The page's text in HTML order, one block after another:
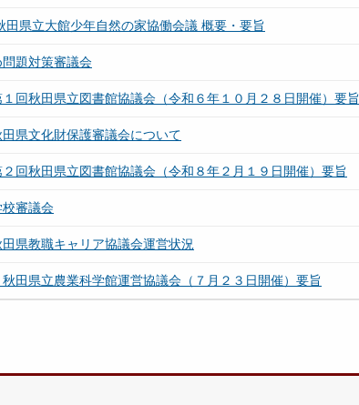
田県立大館少年自然の家協働会議 概要・要旨
題対策審議会
回秋田県立図書館協議会（令和６年１０月２８日開催）要旨
県文化財保護審議会について
回秋田県立図書館協議会（令和８年２月１９日開催）要旨
審議会
県教職キャリア協議会運営状況
田県立農業科学館運営協議会（７月２３日開催）要旨